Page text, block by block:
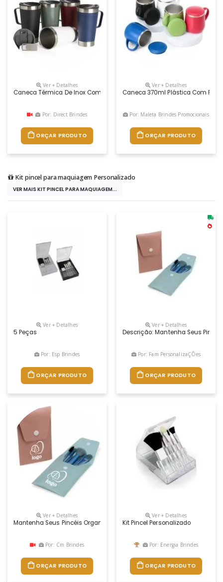
Ver + Detalhes
Caneca Térmica De Inox Com Capacidade Para 500ml. Acompanha
Por: Direct Brindes
ORÇAR PRODUTO
Ver + Detalhes
Caneca 370ml Plástica Com
Por: Maleta Brindes Promocionais
ORÇAR PRODUTO
Kit pincel para maquiagem Personalizado
VER MAIS KIT PINCEL PARA MAQUIAGEM...
Ver + Detalhes
5 Peças
Por: Esp Brindes
ORÇAR PRODUTO
Ver + Detalhes
Descrição: Mantenha Seus
Por: Fam PersonalizaÇÕes
ORÇAR PRODUTO
Ver + Detalhes
Mantenha Seus Pincéis Organizados E Protegidos Durante O Dia A Dia.
Por: Cm Brindes
ORÇAR PRODUTO
Ver + Detalhes
Kit Pincel Personalizado
Por: Energia Brindes
ORÇAR PRODUTO